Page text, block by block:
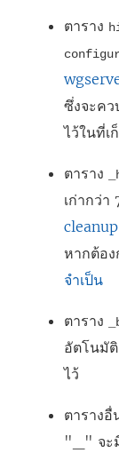
ตาราง
ซึ่งจะค
ไว้ในที่เ
ตาราง
เก่ากว่า
cleanup
หากต้อง
จำเป็น
ตาราง
อัตโนมั
ไว้
ตาราง
"_" จะ